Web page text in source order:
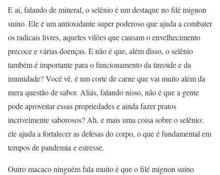
E aí, falando de mineral, o selênio é um destaque no filé mignon
suíno. Ele é um antioxidante super poderoso que ajuda a combater
os radicais livres, aqueles vilões que causam o envelhecimento
precoce e várias doenças. E não é que, além disso, o selênio
também é importante para o funcionamento da tireoide e da
imunidade? Você vê, é um corte de carne que vai muito além da
mera questão de sabor. Aliás, falando nisso, não é que a gente
pode aproveitar essas propriedades e ainda fazer pratos
incrivelmente saborosos? Ah, e mais uma coisa sobre o selênio:
ele ajuda a fortalecer as defesas do corpo, o que é fundamental em
tempos de pandemia e estresse.
Outro macaco ninguém fala muito é que o filé mignon suíno